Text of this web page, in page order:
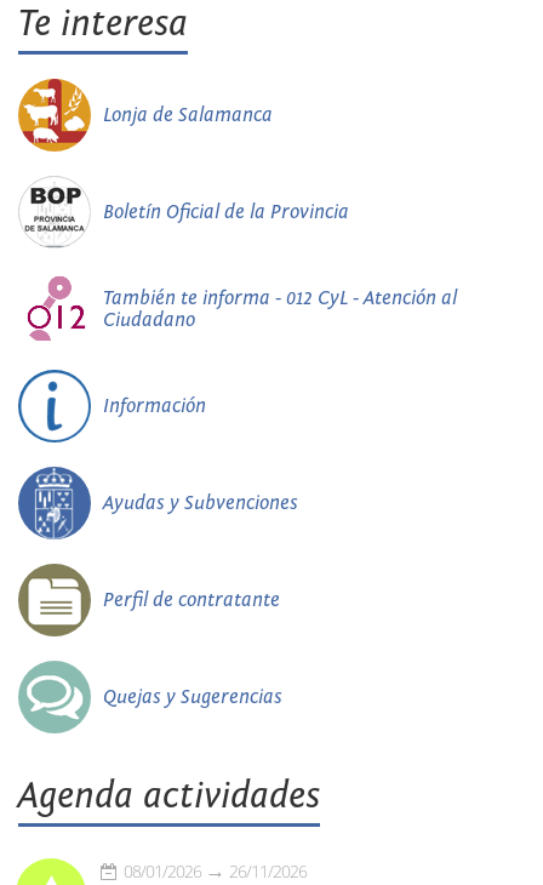
Te interesa
Lonja de Salamanca
Boletín Oficial de la Provincia
También te informa - 012 CyL - Atención al
Ciudadano
Información
Ayudas y Subvenciones
Perfil de contratante
Quejas y Sugerencias
Agenda actividades
08/01/2026 26/11/2026